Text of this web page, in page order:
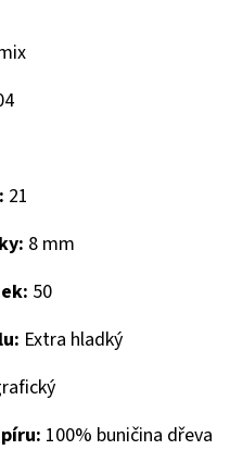
21
8 mm
50
Extra hladký
100% buničina dřeva